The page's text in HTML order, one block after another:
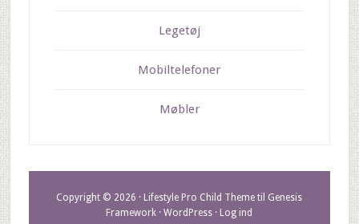
Legetøj
Mobiltelefoner
Møbler
Copyright © 2026 · Lifestyle Pro Child Theme til Genesis
Framework ·WordPress · Log ind